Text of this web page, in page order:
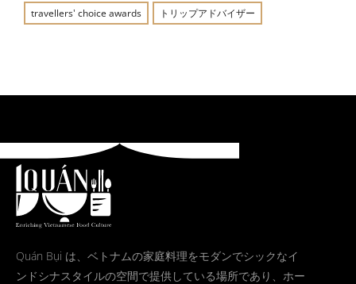
travellers' choice awards トリップアドバイザー
Quán Bụi は、ベトナムの家庭料理をモダンでシックなイ
ンドシナスタイルの空間で提供している場所であり、ホー